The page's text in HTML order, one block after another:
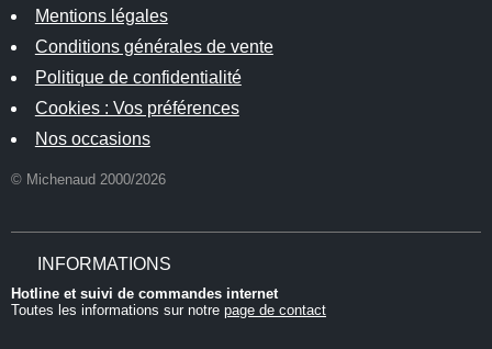
Mentions légales
Conditions générales de vente
Politique de confidentialité
Cookies : Vos préférences
Nos occasions
© Michenaud 2000/2026
INFORMATIONS
Hotline et suivi de commandes internet
Toutes les informations sur notre page de contact